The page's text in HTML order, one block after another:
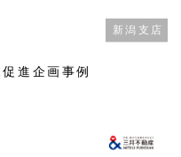
新潟支店
進企画事例